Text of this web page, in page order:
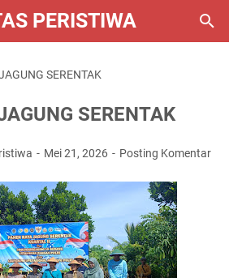
PERISTIWA
SERENTAK
SERENTAK
Mei 21, 2026 Posting Komentar